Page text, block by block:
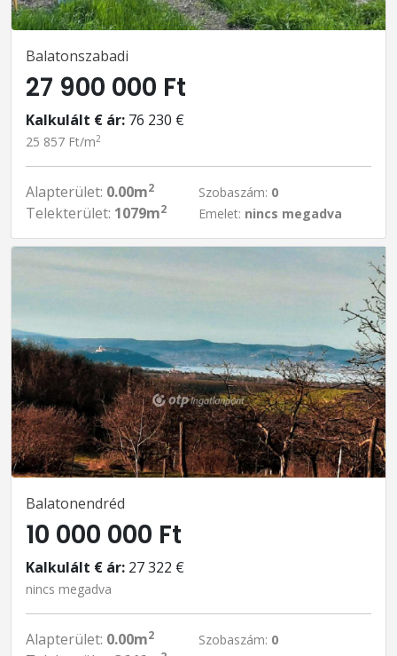
Balatonszabadi
27 900 000 Ft
Kalkulált € ár: 76 230 €
25 857 Ft/m2
Alapterület: 0.00m2
Telekterület: 1079m2
Szobaszám: 0
Emelet: nincs megadva
Balatonendréd
10 000 000 Ft
Kalkulált € ár: 27 322 €
nincs megadva
Alapterület: 0.00m2 Szobaszám: 0